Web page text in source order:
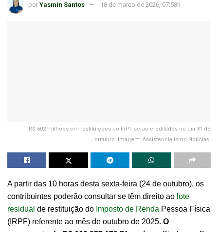
por Yasmin Santos 18 de março de 2026, 07:58h
R$ 602 milhões em restituições do IRPF serão creditados no dia 31 de
outubro. Imagem: Assistencialismo Notícias.
A partir das 10 horas desta sexta-feira (24 de outubro), os
contribuintes poderão consultar se têm direito ao lote
residual de restituição do Imposto de Renda Pessoa Física
(IRPF) referente ao mês de outubro de 2025. O